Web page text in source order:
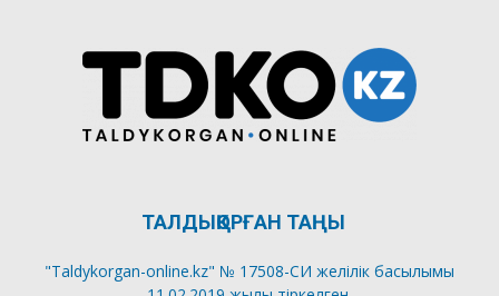
ТАЛДЫҚОРҒАН ТАҢЫ
"Taldykorgan-online.kz" № 17508-СИ желілік басылымы